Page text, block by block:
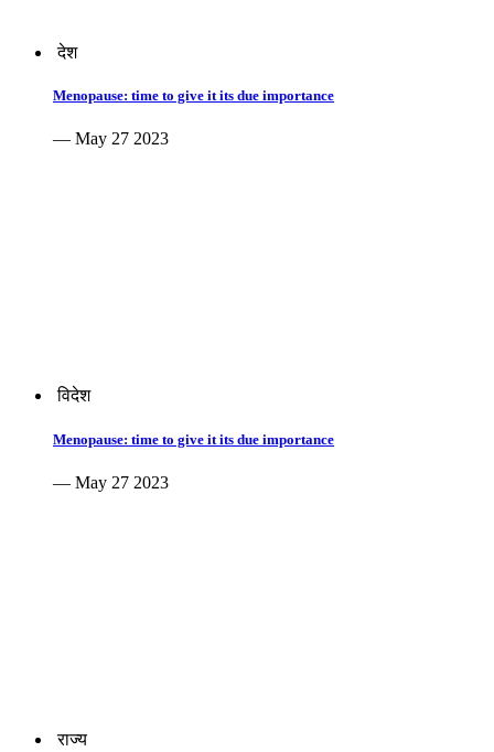
देश
Menopause: time to give it its due importance
— May 27 2023
विदेश
Menopause: time to give it its due importance
— May 27 2023
राज्य